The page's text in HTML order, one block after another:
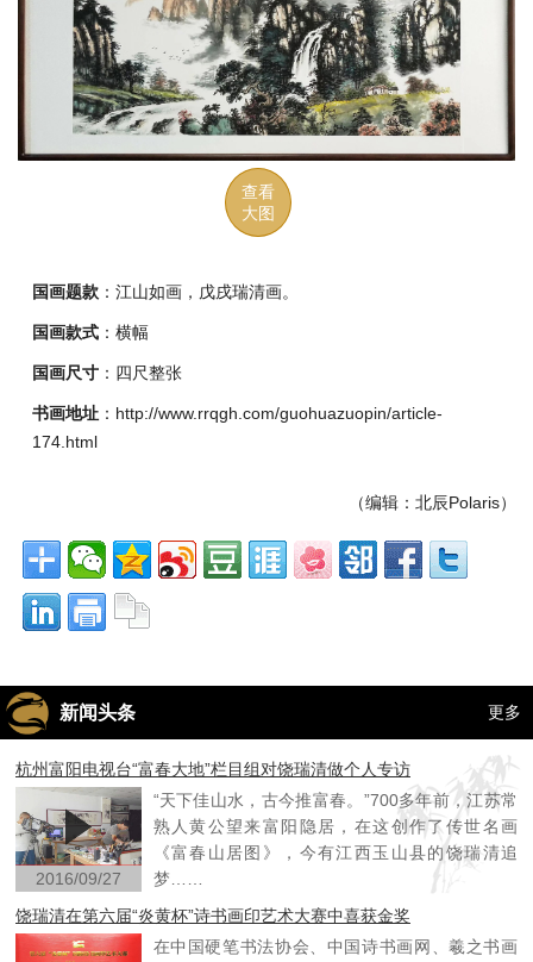
查看
大图
国画题款 ：江山如画，戊戌瑞清画。
国画款式 ：横幅
国画尺寸 ：四尺整张
书画地址 ：http://www.rrqgh.com/guohuazuopin/article-
174.html
（编辑：北辰Polaris）
更多
新闻头条
杭州富阳电视台“富春大地”栏目组对饶瑞清做个人专访
2016/09/27
“天下佳山水，古今推富春。”700多年前，江苏常
熟人黄公望来富阳隐居，在这创作了传世名画
《富春山居图》，今有江西玉山县的饶瑞清追
梦……
饶瑞清在第六届“炎黄杯”诗书画印艺术大赛中喜获金奖
在中国硬笔书法协会、中国诗书画网、羲之书画